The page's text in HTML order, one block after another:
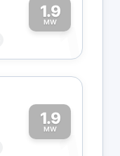
1.9
MW1
1.9
MW